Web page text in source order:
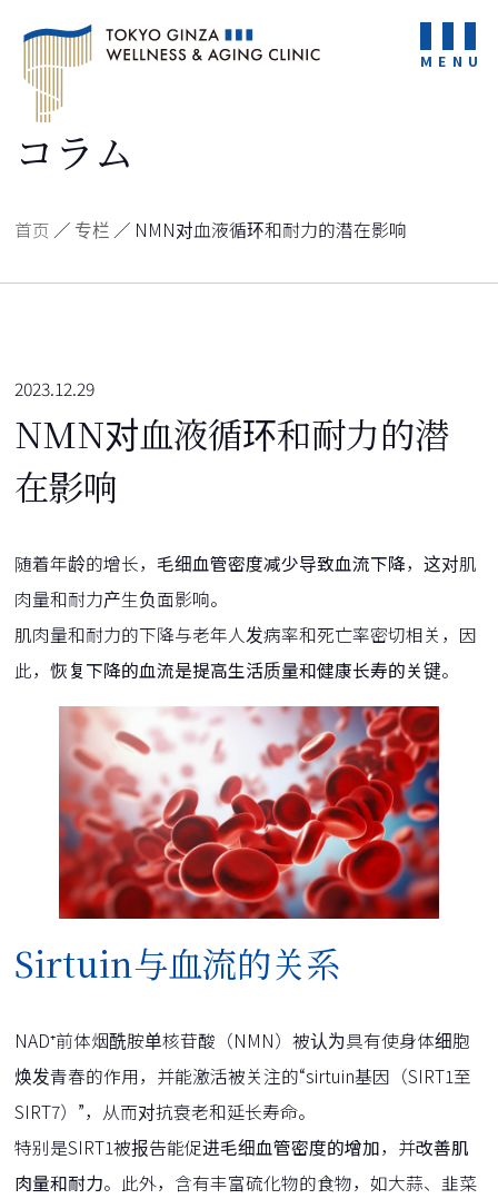
MENU
コラム
首页 ／ 专栏 ／ NMN对血液循环和耐力的潜在影响
2023.12.29
NMN对血液循环和耐力的潜
在影响
随着年龄的增长，毛细血管密度减少导致血流下降，这对肌
肉量和耐力产生负面影响。
肌肉量和耐力的下降与老年人发病率和死亡率密切相关，因
此，恢复下降的血流是提高生活质量和健康长寿的关键。
Sirtuin与血流的关系
NAD⁺前体烟酰胺单核苷酸（NMN）被认为具有使身体细胞
焕发青春的作用，并能激活被关注的“sirtuin基因（SIRT1至
SIRT7）”，从而对抗衰老和延长寿命。
特别是SIRT1被报告能促进毛细血管密度的增加，并改善肌
肉量和耐力。此外，含有丰富硫化物的食物，如大蒜、韭菜